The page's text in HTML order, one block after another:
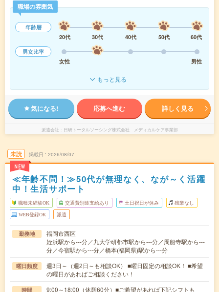
職場の雰囲気
年齢層
20代
30代 40代 50代
60代
男女比率
女性
男性
もっと見る
気になる! 応募へ進む 詳しく見る
派遣会社 日研トータルソーシング株式会社 メディカルケア事業部
未読
NEW
掲載日 2026/08/07
≪年齢不問！≫50代が無理なく、なが～く活躍
中！生活サポート
職種未経験OK 交通費別途支給あり 土日祝日が休み 残業なし
WEB登録OK 派遣
勤務地
福岡市西区
姪浜駅から---分／九大学研都市駅から---分／周船寺駅から---
分／今宿駅から---分／橋本(福岡県)駅から---分
曜日頻度
週3日～（週2日～も相談OK） ■曜日固定の相談OK！ ■希望
の曜日があればご相談ください！
時間
9:00～18:00（休憩60分）■ご希望があれば下記シフトも